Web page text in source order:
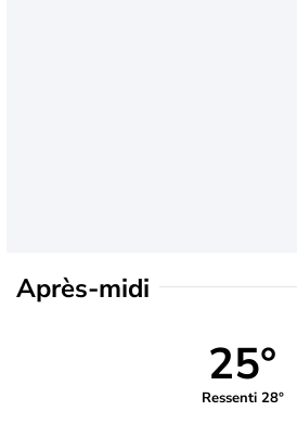
Après-midi
25°
Ressenti 28°